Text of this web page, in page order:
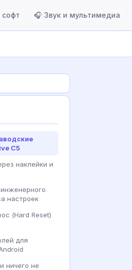
🎧 Звук и мультимедиа
C5
наклейки и
настроек
(Hard Reset)
для
ничего не